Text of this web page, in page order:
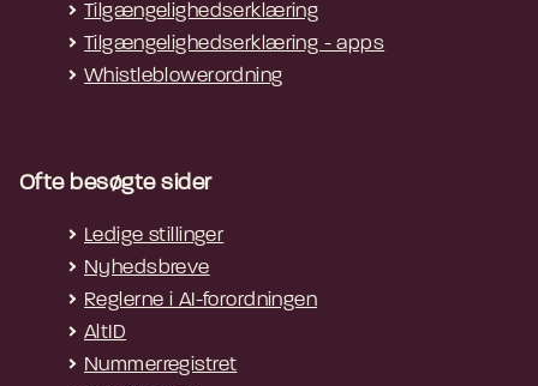
Tilgængelighedserklæring
Tilgængelighedserklæring - apps
Whistleblowerordning
Ofte besøgte sider
Ledige stillinger
Nyhedsbreve
Reglerne i AI-forordningen
AltID
Nummerregistret